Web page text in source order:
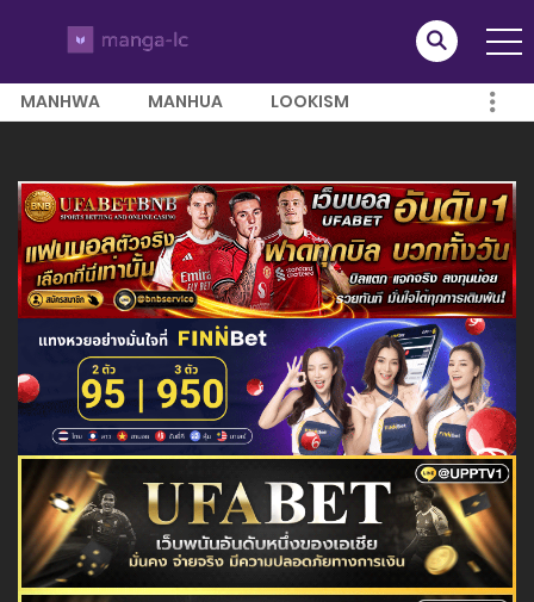
MANHWA MANHUA LOOKISM